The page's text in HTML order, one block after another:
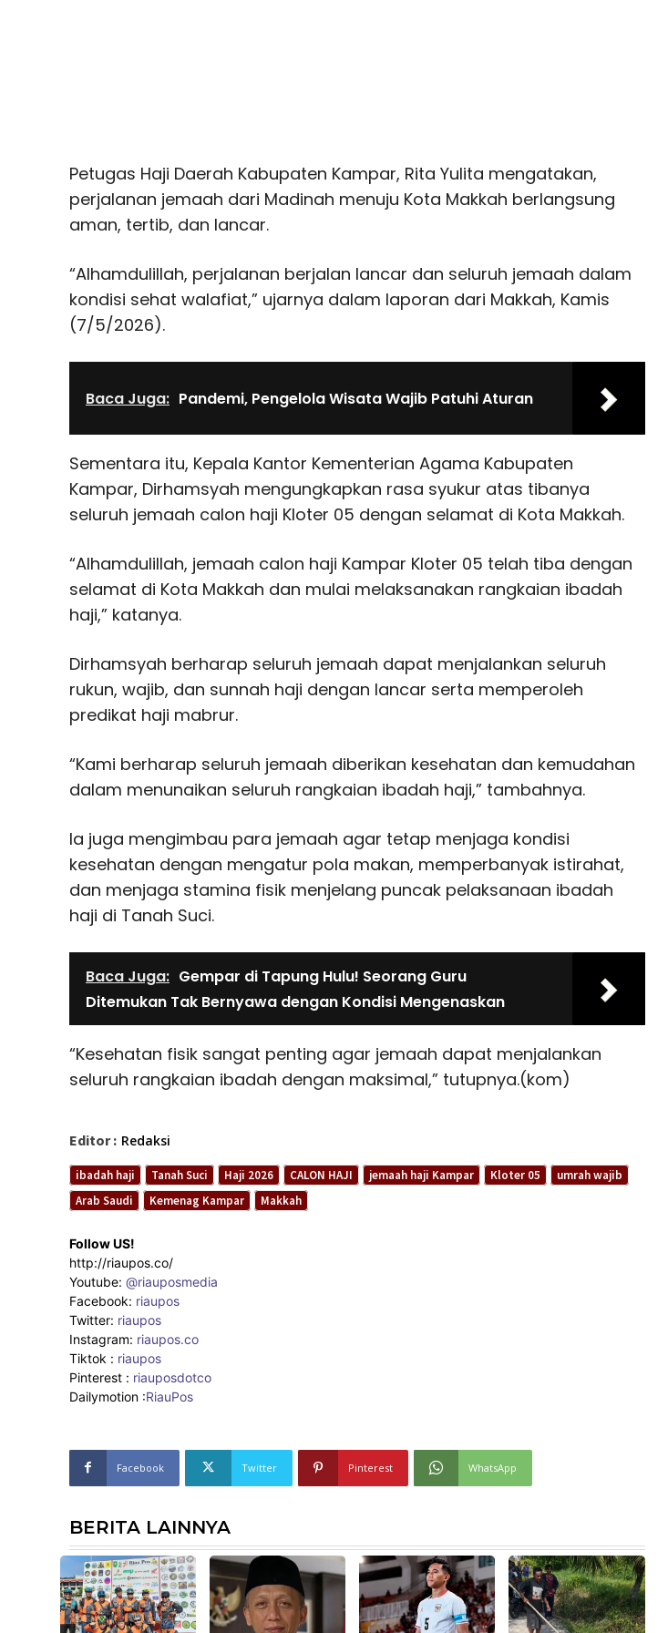
Petugas Haji Daerah Kabupaten Kampar, Rita Yulita mengatakan,
perjalanan jemaah dari Madinah menuju Kota Makkah berlangsung
aman, tertib, dan lancar.
“Alhamdulillah, perjalanan berjalan lancar dan seluruh jemaah dalam
kondisi sehat walafiat,” ujarnya dalam laporan dari Makkah, Kamis
(7/5/2026).
Baca Juga: Pandemi, Pengelola Wisata Wajib Patuhi Aturan
Sementara itu, Kepala Kantor Kementerian Agama Kabupaten
Kampar, Dirhamsyah mengungkapkan rasa syukur atas tibanya
seluruh jemaah calon haji Kloter 05 dengan selamat di Kota Makkah.
“Alhamdulillah, jemaah calon haji Kampar Kloter 05 telah tiba dengan
selamat di Kota Makkah dan mulai melaksanakan rangkaian ibadah
haji,” katanya.
Dirhamsyah berharap seluruh jemaah dapat menjalankan seluruh
rukun, wajib, dan sunnah haji dengan lancar serta memperoleh
predikat haji mabrur.
“Kami berharap seluruh jemaah diberikan kesehatan dan kemudahan
dalam menunaikan seluruh rangkaian ibadah haji,” tambahnya.
Ia juga mengimbau para jemaah agar tetap menjaga kondisi
kesehatan dengan mengatur pola makan, memperbanyak istirahat,
dan menjaga stamina fisik menjelang puncak pelaksanaan ibadah
haji di Tanah Suci.
Baca Juga: Gempar di Tapung Hulu! Seorang Guru
Ditemukan Tak Bernyawa dengan Kondisi Mengenaskan
“Kesehatan fisik sangat penting agar jemaah dapat menjalankan
seluruh rangkaian ibadah dengan maksimal,” tutupnya.(kom)
Editor : Redaksi
ibadah haji Tanah Suci Haji 2026 CALON HAJI jemaah haji Kampar Kloter 05
umrah wajib
Arab Saudi
Kemenag Kampar Makkah
Follow US!
http://riaupos.co/
Youtube: @riauposmedia
Facebook: riaupos
Twitter: riaupos
Instagram: riaupos.co
Tiktok : riaupos
Pinterest : riauposdotco
Dailymotion :RiauPos
Facebook Twitter Pinterest WhatsApp
BERITA LAINNYA